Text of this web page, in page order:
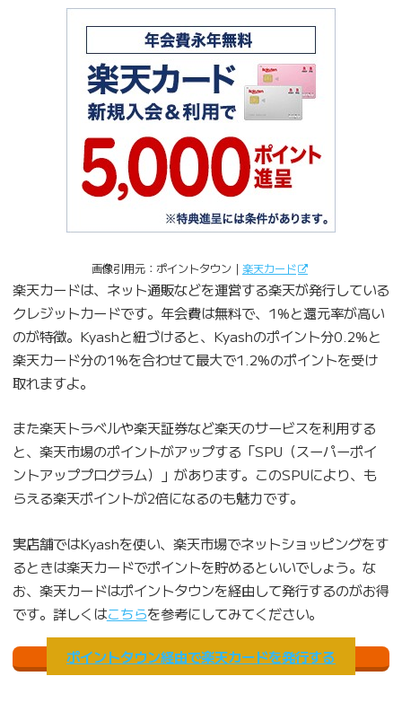
画像引用元：ポイントタウン｜ 楽天カード
楽天カードは、ネット通販などを運営する楽天が発行している
クレジットカードです。年会費は無料で、1%と還元率が高い
のが特徴。Kyashと紐づけると、Kyashのポイント分0.2%と
楽天カード分の1%を合わせて最大で1.2%のポイントを受け
取れますよ。
また楽天トラベルや楽天証券など楽天のサービスを利用する
と、楽天市場のポイントがアップする「SPU（スーパーポイ
ントアッププログラム）」があります。このSPUにより、も
らえる楽天ポイントが2倍になるのも魅力です。
実店舗ではKyashを使い、楽天市場でネットショッピングをす
るときは楽天カードでポイントを貯めるといいでしょう。な
お、楽天カードはポイントタウンを経由して発行するのがお得
です。詳しくはこちらを参考にしてみてください。
ポイントタウン経由で楽天カードを発行する